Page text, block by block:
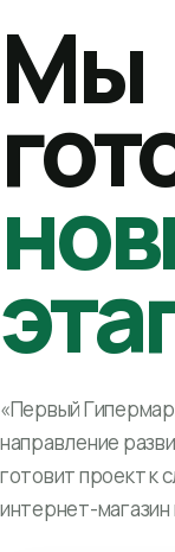
Мы
«Первый
направление
готовит проект к
интернет-